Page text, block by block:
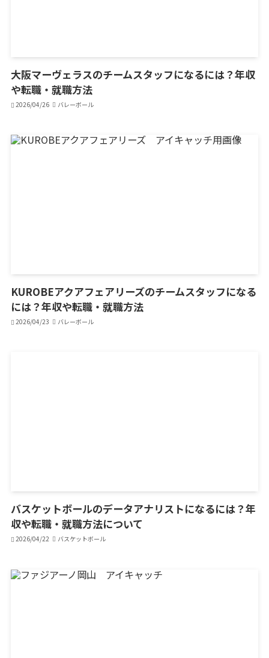
大阪マーヴェラスのチームスタッフになるには？年収
や転職・就職方法
2026/04/26 バレーボール
KUROBEアクアフェアリーズのチームスタッフになる
には？年収や転職・就職方法
2026/04/23 バレーボール
バスケットボールのデータアナリストになるには？年
収や転職・就職方法について
2026/04/22 バスケットボール